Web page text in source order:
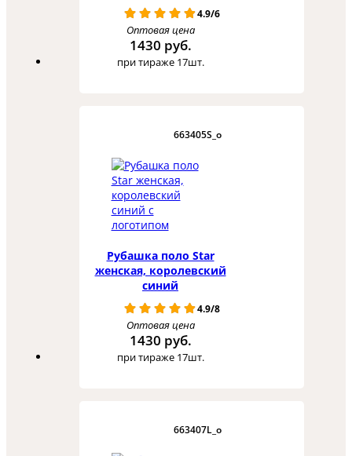
4.9/6
Оптовая цена
1430 руб.
при тираже 17шт.
663405S_o
Рубашка поло Star
женская, королевский
синий
4.9/8
Оптовая цена
1430 руб.
при тираже 17шт.
663407L_o